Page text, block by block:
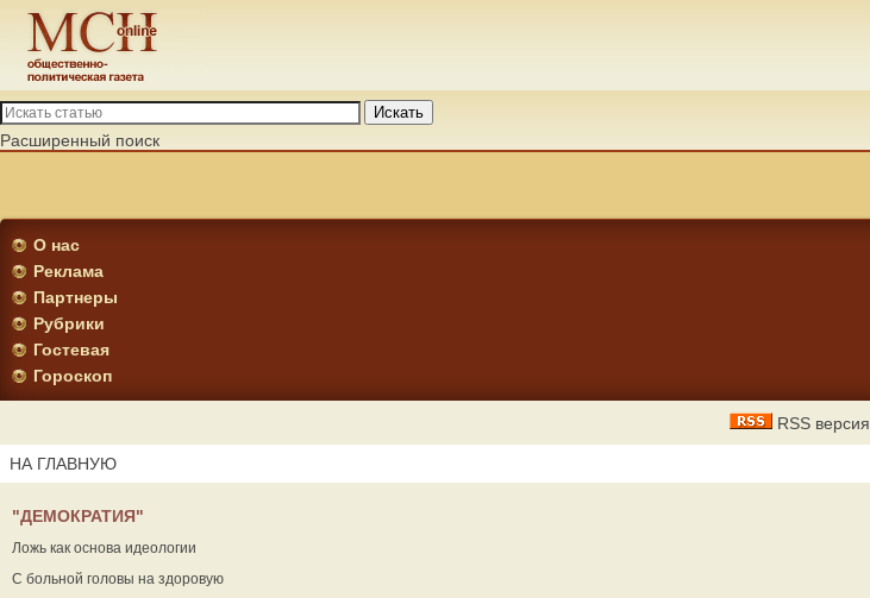
Искать
Расширенный поиск
О нас
Реклама
Партнеры
Рубрики
Гостевая
Гороскоп
RSS версия
НА ГЛАВНУЮ
"ДЕМОКРАТИЯ"
Ложь как основа идеологии
С больной головы на здоровую